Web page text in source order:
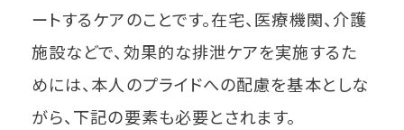
ートするケアのことです。在宅、医療機関、介護
施設などで、効果的な排泄ケアを実施するた
めには、本人のプライドへの配慮を基本としな
がら、下記の要素も必要とされます。